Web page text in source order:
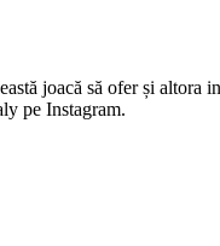
joacă să ofer și altora
pe Instagram.